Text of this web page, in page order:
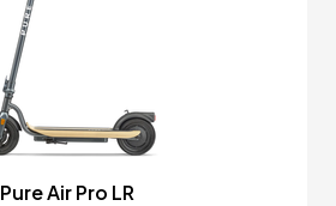
Pure Air Pro LR